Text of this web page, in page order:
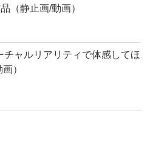
（静止画/動画）
チャルリアリティで体感してほ
）